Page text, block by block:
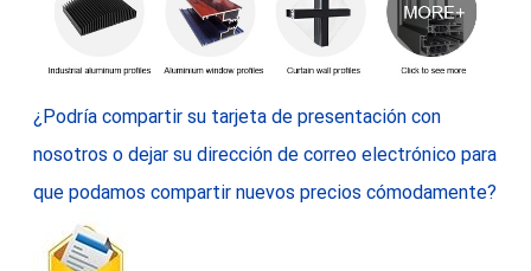
¿Podría compartir su tarjeta de presentación con
nosotros o dejar su dirección de correo electrónico para
que podamos compartir nuevos precios cómodamente?